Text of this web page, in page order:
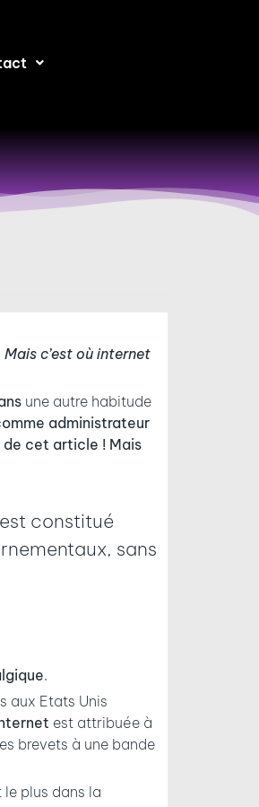
Mais c’est où internet
une autre habitude
administrateur
de cet article ! Mais
constitué
sans
.
aux Etats Unis
est attribuée à
brevets à une bande
plus dans la